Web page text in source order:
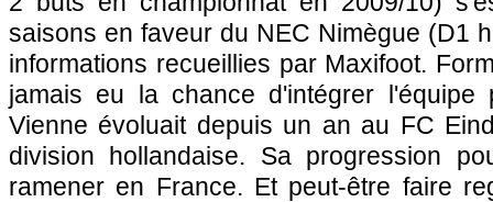
saisons en faveur du NEC Nimègue (D1
informations recueillies par Maxifoot.
jamais eu la chance d'intégrer l'équipe
Vienne évoluait depuis un an au FC
division hollandaise. Sa progression
ramener en France. Et peut-être faire